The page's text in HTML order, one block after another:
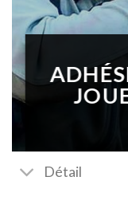
Détail